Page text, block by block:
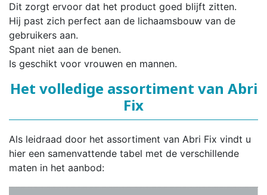
Dit zorgt ervoor dat het product goed blijft zitten.
Hij past zich perfect aan de lichaamsbouw van de
gebruikers aan.
Spant niet aan de benen.
Is geschikt voor vrouwen en mannen.
Het volledige assortiment van Abri
Fix
Als leidraad door het assortiment van Abri Fix vindt u
hier een samenvattende tabel met de verschillende
maten in het aanbod: